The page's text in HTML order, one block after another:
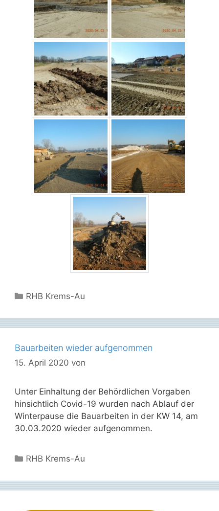
Kategorien
RHB Krems-Au
Bauarbeiten wieder aufgenommen
15. April 2020 von
Unter Einhaltung der Behördlichen Vorgaben
hinsichtlich Covid-19 wurden nach Ablauf der
Winterpause die Bauarbeiten in der KW 14, am
30.03.2020 wieder aufgenommen.
Kategorien
RHB Krems-Au